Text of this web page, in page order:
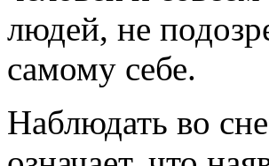
людей, не
самому себе.
Наблюдать во